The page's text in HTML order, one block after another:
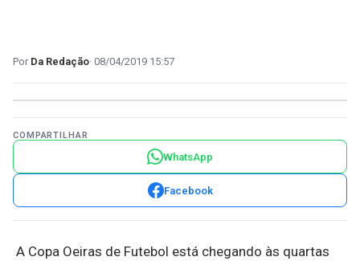
Da Redação 08/04/2019 15:57
COMPARTILHAR
WhatsApp
Facebook
A Copa Oeiras de Futebol está chegando às quartas